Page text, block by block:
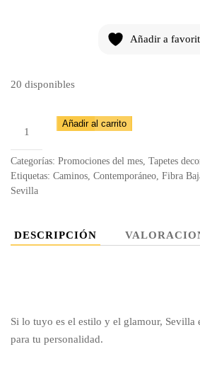
Añadir a
20 disponibles
6467
-
S412
Añadir al carrito
Categorías: Promociones del mes, Tapetes
Etiquetas: Caminos, Contemporáneo, Fibra
Sevilla
DESCRIPCIÓN
Si lo tuyo es el estilo y el glamour, Sevilla
para tu personalidad.